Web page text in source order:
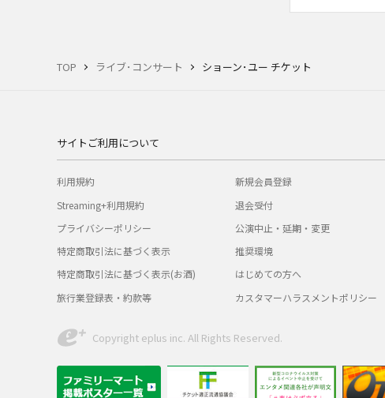
TOP ライブ･コンサート ショーン･ユー チケット
サイトご利用について
利用規約
Streaming+利用規約
プライバシーポリシー
特定商取引法に基づく表示
特定商取引法に基づく表示(お酒)
旅行業登録表・約款等
新規会員登録
退会受付
公演中止・延期・変更
推奨環境
はじめての方へ
カスタマーハラスメントポリシー
Copyright eplus inc. All Rights Reserved.